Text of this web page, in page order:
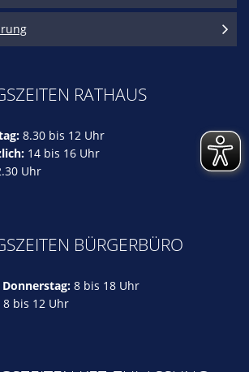
RATHAUS
8.30 bis 12 Uhr
14 bis 16 Uhr
Uhr
BÜRGERBÜRO
8 bis 18 Uhr
8 bis 12 Uhr